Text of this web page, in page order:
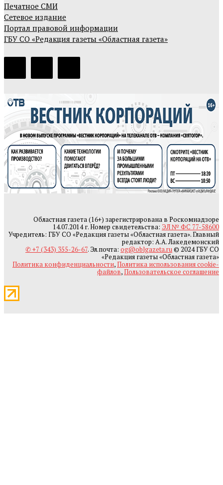
Печатное СМИ
Сетевое издание
Портал правовой информации
ГБУ СО «Редакция газеты «Областная газета»
Областная газета (16+) зарегистрирована в Роскомнадзоре
14.07.2014 г. Номер свидетельства: ЭЛ № ФС 77-58600
Учредитель: ГБУ СО «Редакция газеты «Областная газета». Главный
редактор: А.А. Лакедемонский
✆ +7 (343) 355-26-67. Эл.почта: og@oblgazeta.ru© 2024 ГБУ СО
«Редакция газеты «Областная газета»
Политика конфиденциальности,Политика использования cookie-
файлов,Пользовательское соглашение